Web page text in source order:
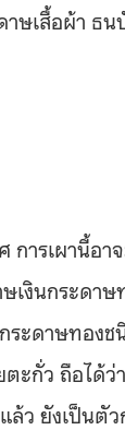
าษเสื้อผ้า ธ
การเผานี้อ
เงินกระดา
ระดาษทอง
กั่ว ถือได้ว่
ว ยังเป็นตั